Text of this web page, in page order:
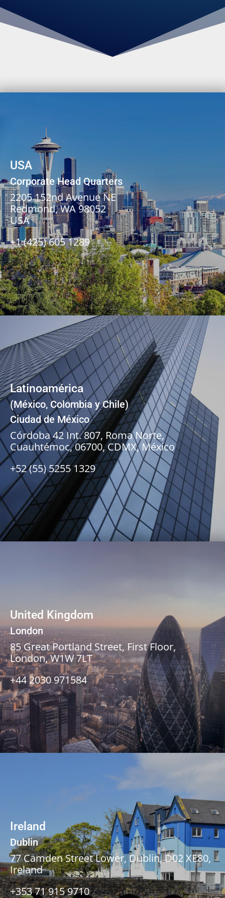
USA
Corporate Head Quarters
2205 152nd Avenue NE
Redmond, WA 98052
USA
+1 (425) 605 1289
Latinoamérica
(México, Colombia y Chile)
Ciudad de México
Córdoba 42 Int. 807, Roma Norte,
Cuauhtémoc, 06700, CDMX, México
+52 (55) 5255 1329
United Kingdom
London
85 Great Portland Street, First Floor,
London, W1W 7LT
+44 2030 971584
Ireland
Dublin
77 Camden Street Lower,Dublin, D02 XE80,
Ireland
+353 71 915 9710